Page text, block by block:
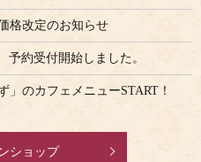
格改定のお知らせ
約受付開始しました。
」のカフェメニューSTART！
ショップ